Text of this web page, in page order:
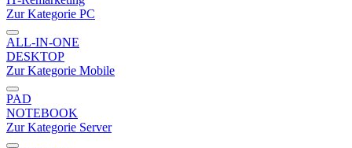
Zur Kategorie PC
ALL-IN-ONE
DESKTOP
Zur Kategorie Mobile
PAD
NOTEBOOK
Zur Kategorie Server